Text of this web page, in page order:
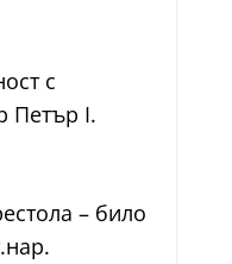
с
Петър I.
– било